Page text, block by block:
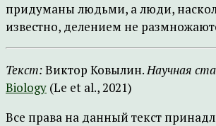
придуманы людьми, а люди,
известно, делением не
Текст:Виктор Ковылин.Научная
Biology (Le et al., 2021)
Все права на данный текст